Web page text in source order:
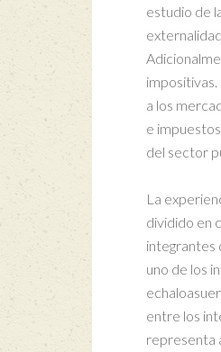
estudio de
a los
e
del sector
La
dividido en
integrantes
uno de los
entre los
representa